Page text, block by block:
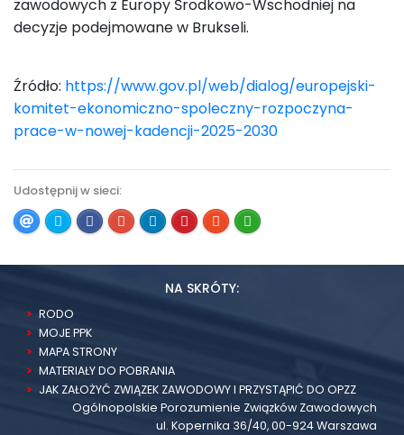
zawodowych z Europy Środkowo-Wschodniej na
decyzje podejmowane w Brukseli.
Źródło: https://www.gov.pl/web/dialog/europejski-
komitet-ekonomiczno-spoleczny-rozpoczyna-
prace-w-nowej-kadencji-2025-2030
Udostępnij w sieci:
NA SKRÓTY:
RODO
MOJE PPK
MAPA STRONY
MATERIAŁY DO POBRANIA
JAK ZAŁOŻYĆ ZWIĄZEK ZAWODOWY I PRZYSTĄPIĆ DO OPZZ
Ogólnopolskie Porozumienie Związków Zawodowych
ul. Kopernika 36/40, 00-924 Warszawa